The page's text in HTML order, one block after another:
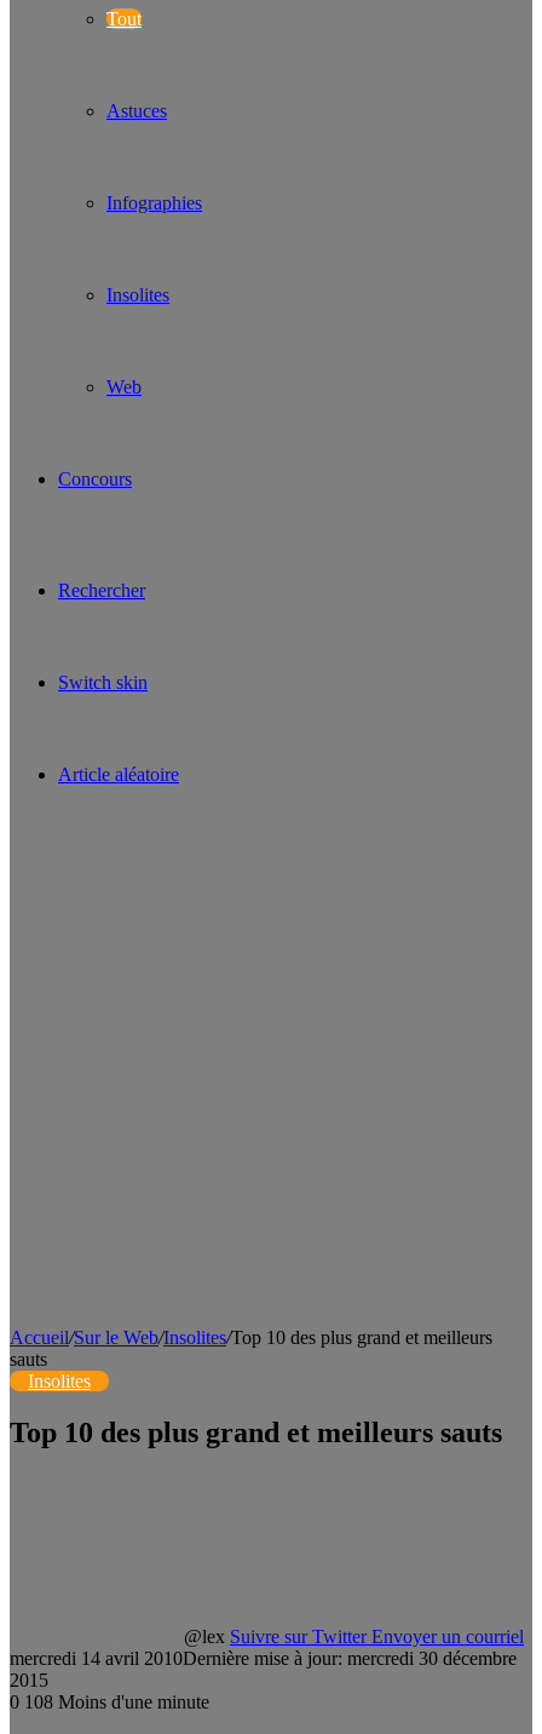
Tout
Astuces
Infographies
Insolites
Web
Concours
Rechercher
Switch skin
Article aléatoire
Accueil/Sur le Web/Insolites/Top 10 des plus grand et meilleurs
sauts
Insolites
Top 10 des plus grand et meilleurs sauts
@lex Suivre sur Twitter Envoyer un courriel
mercredi 14 avril 2010Dernière mise à jour: mercredi 30 décembre
2015
0 108 Moins d'une minute